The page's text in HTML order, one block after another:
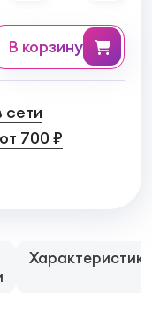
в корзину
сети
700 ₽
Характеристики